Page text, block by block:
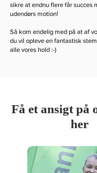
sikre at endnu flere får succes
udendørs motion!
Så kom endelig med på at af
du vil opleve en fantastisk
alle vores hold :-)
Få et ansigt på
her